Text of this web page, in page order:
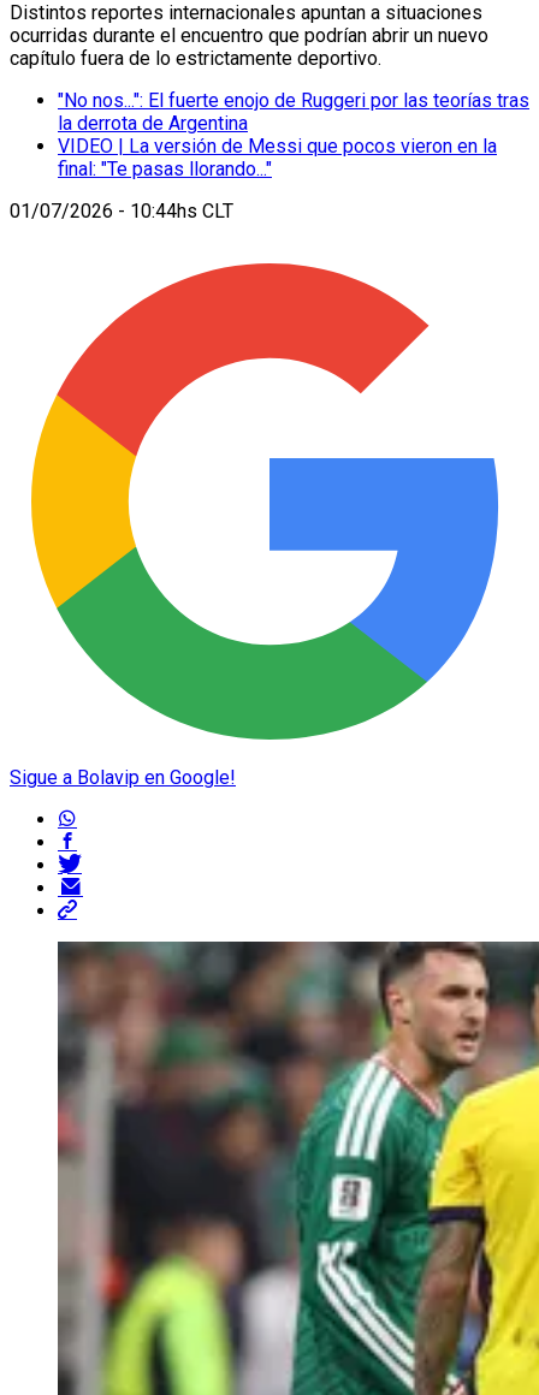
Distintos reportes internacionales apuntan a situaciones
ocurridas durante el encuentro que podrían abrir un nuevo
capítulo fuera de lo estrictamente deportivo.
"No nos...": El fuerte enojo de Ruggeri por las teorías tras
la derrota de Argentina
VIDEO | La versión de Messi que pocos vieron en la
final: "Te pasas llorando..."
01/07/2026 - 10:44hs CLT
Sigue a Bolavip en Google!